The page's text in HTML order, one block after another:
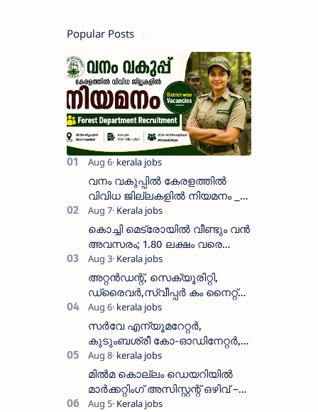
Popular Posts
വനം വകുപ്പിൽ കേരളത്തിൽ
വിവിധ ജില്ലകളിൽ നിയമനം _
Forest Department Recruitment |
District-wise Vacancies
കൊച്ചി മെട്രോയിൽ വീണ്ടും വൻ
അവസരം; 1.80 ലക്ഷം വരെ
ശമ്പളം വാങ്ങാം, യോഗ്യത
അറിയാം
അറ്റൻഡന്റ്, സെക്യൂരിറ്റി,
ഡ്രൈവർ,സ്വീപ്പർ കം നൈറ്റ്
വാച്ച്മാൻ തുടങ്ങി നിരവധി
ഒഴിവുകൾ
സർവേ എന്യൂമറേറ്റർ,
കുടുംബശ്രീ കോ-ഓഡിനേറ്റർ,
ആശ വർക്കർ ഒഴിവുകളിൽ
അപേക്ഷിക്കാം
മിൽമ കൊല്ലം ഡെയറിയിൽ
മാർക്കറ്റിംഗ് അസിസ്റ്റന്റ് ഒഴിവ് –
വാക്ക് ഇൻ ഇന്റർവ്യൂ ഓഗസ്റ്റ്